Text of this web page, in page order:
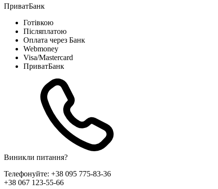
ПриватБанк
Готівкою
Післяплатою
Оплата через Банк
Webmoney
Visa/Mastercard
ПриватБанк
Виникли питання?
Телефонуйте: +38 095 775-83-36
+38 067 123-55-66